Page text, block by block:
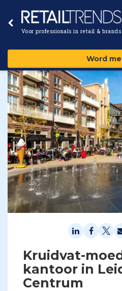
Voor professionals in retail & brands
Word
Kruidvat-
kantoor in
Centrum